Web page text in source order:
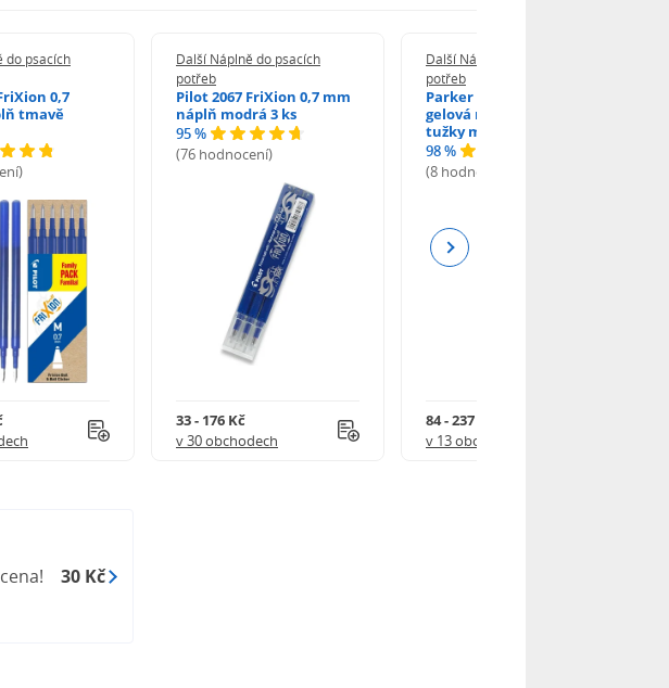
do psacích
0,7
tmavě
Další Náplně do psacích
potřeb
Pilot 2067 FriXion 0,7 mm
náplň modrá 3 ks
95 %
(76 hodnocení)
33 - 176 Kč
v 30 obchodech
Další Náplně do psacích
potřeb
Parker 1502/0250346
gelová náplň do kuličkové
tužky modrá
98 %
(8 hodnocení)
84 - 237 Kč
v 13 obchodech
Next
30 Kč